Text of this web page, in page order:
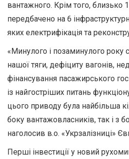
вантажного. Крім того, близько
передбачено на 6
яких електрифікація та
«Минулого і позаминулого року
нашої тяги, дефіциту вагонів,
фінансування пасажирського
із найгостріших питань
цього приводу була найбільша
боку вантажовласників, так і з
наголосив в.о. «Укрзалізниці»
Перші інвестиції у новий